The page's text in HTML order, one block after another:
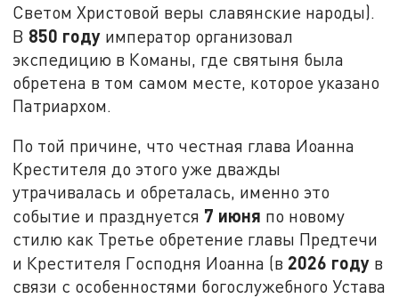
Светом Христовой веры славянские народы).
В 850 году император организовал
экспедицию в Команы, где святыня была
обретена в том самом месте, которое указано
Патриархом.
По той причине, что честная глава Иоанна
Крестителя до этого уже дважды
утрачивалась и обреталась, именно это
событие и празднуется 7 июня по новому
стилю как Третье обретение главы Предтечи
и Крестителя Господня Иоанна (в 2026 году в
связи с особенностями богослужебного Устава